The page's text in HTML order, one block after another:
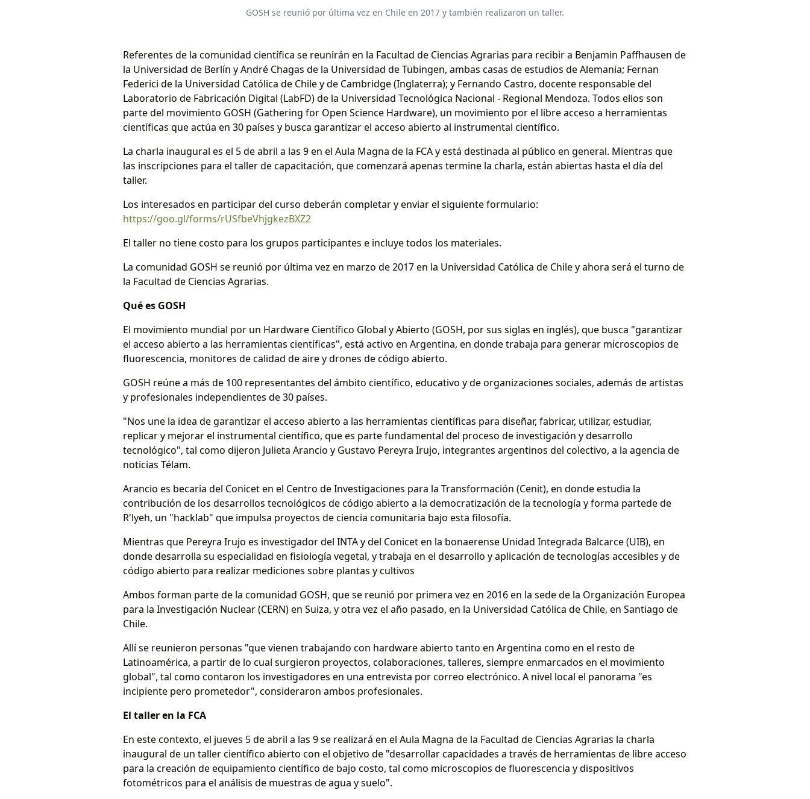
GOSH se reunió por última vez en Chile en 2017 y también realizaron un taller.
Referentes de la comunidad científica se reunirán en la Facultad de Ciencias Agrarias para recibir a Benjamin Paffhausen de
la Universidad de Berlín y André Chagas de la Universidad de Tübingen, ambas casas de estudios de Alemania; Fernan
Federici de la Universidad Católica de Chile y de Cambridge (Inglaterra); y Fernando Castro, docente responsable del
Laboratorio de Fabricación Digital (LabFD) de la Universidad Tecnológica Nacional - Regional Mendoza. Todos ellos son
parte del movimiento GOSH (Gathering for Open Science Hardware), un movimiento por el libre acceso a herramientas
científicas que actúa en 30 países y busca garantizar el acceso abierto al instrumental científico.
La charla inaugural es el 5 de abril a las 9 en el Aula Magna de la FCA y está destinada al público en general. Mientras que
las inscripciones para el taller de capacitación, que comenzará apenas termine la charla, están abiertas hasta el día del
taller.
Los interesados en participar del curso deberán completar y enviar el siguiente formulario:
https://goo.gl/forms/rUSfbeVhjgkezBXZ2
El taller no tiene costo para los grupos participantes e incluye todos los materiales.
La comunidad GOSH se reunió por última vez en marzo de 2017 en la Universidad Católica de Chile y ahora será el turno de
la Facultad de Ciencias Agrarias.
Qué es GOSH
El movimiento mundial por un Hardware Científico Global y Abierto (GOSH, por sus siglas en inglés), que busca "garantizar
el acceso abierto a las herramientas científicas", está activo en Argentina, en donde trabaja para generar microscopios de
fluorescencia, monitores de calidad de aire y drones de código abierto.
GOSH reúne a más de 100 representantes del ámbito científico, educativo y de organizaciones sociales, además de artistas
y profesionales independientes de 30 países.
"Nos une la idea de garantizar el acceso abierto a las herramientas científicas para diseñar, fabricar, utilizar, estudiar,
replicar y mejorar el instrumental científico, que es parte fundamental del proceso de investigación y desarrollo
tecnológico", tal como dijeron Julieta Arancio y Gustavo Pereyra Irujo, integrantes argentinos del colectivo, a la agencia de
noticias Télam.
Arancio es becaria del Conicet en el Centro de Investigaciones para la Transformación (Cenit), en donde estudia la
contribución de los desarrollos tecnológicos de código abierto a la democratización de la tecnología y forma partede de
R'lyeh, un "hacklab" que impulsa proyectos de ciencia comunitaria bajo esta filosofía.
Mientras que Pereyra Irujo es investigador del INTA y del Conicet en la bonaerense Unidad Integrada Balcarce (UIB), en
donde desarrolla su especialidad en fisiología vegetal, y trabaja en el desarrollo y aplicación de tecnologías accesibles y de
código abierto para realizar mediciones sobre plantas y cultivos
Ambos forman parte de la comunidad GOSH, que se reunió por primera vez en 2016 en la sede de la Organización Europea
para la Investigación Nuclear (CERN) en Suiza, y otra vez el año pasado, en la Universidad Católica de Chile, en Santiago de
Chile.
Allí se reunieron personas "que vienen trabajando con hardware abierto tanto en Argentina como en el resto de
Latinoamérica, a partir de lo cual surgieron proyectos, colaboraciones, talleres, siempre enmarcados en el movimiento
global", tal como contaron los investigadores en una entrevista por correo electrónico. A nivel local el panorama "es
incipiente pero prometedor", consideraron ambos profesionales.
El taller en la FCA
En este contexto, el jueves 5 de abril a las 9 se realizará en el Aula Magna de la Facultad de Ciencias Agrarias la charla
inaugural de un taller científico abierto con el objetivo de "desarrollar capacidades a través de herramientas de libre acceso
para la creación de equipamiento científico de bajo costo, tal como microscopios de fluorescencia y dispositivos
fotométricos para el análisis de muestras de agua y suelo".